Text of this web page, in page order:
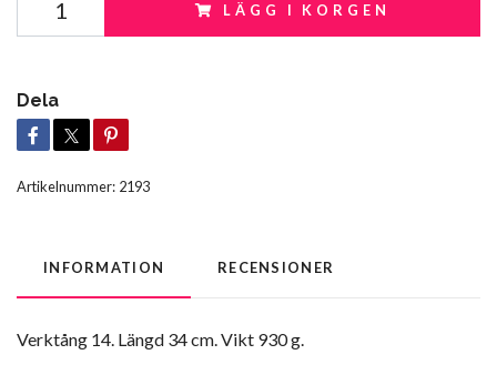
LÄGG I KORGEN
Dela
Artikelnummer: 2193
INFORMATION RECENSIONER
Verktång 14. Längd 34 cm. Vikt 930 g.